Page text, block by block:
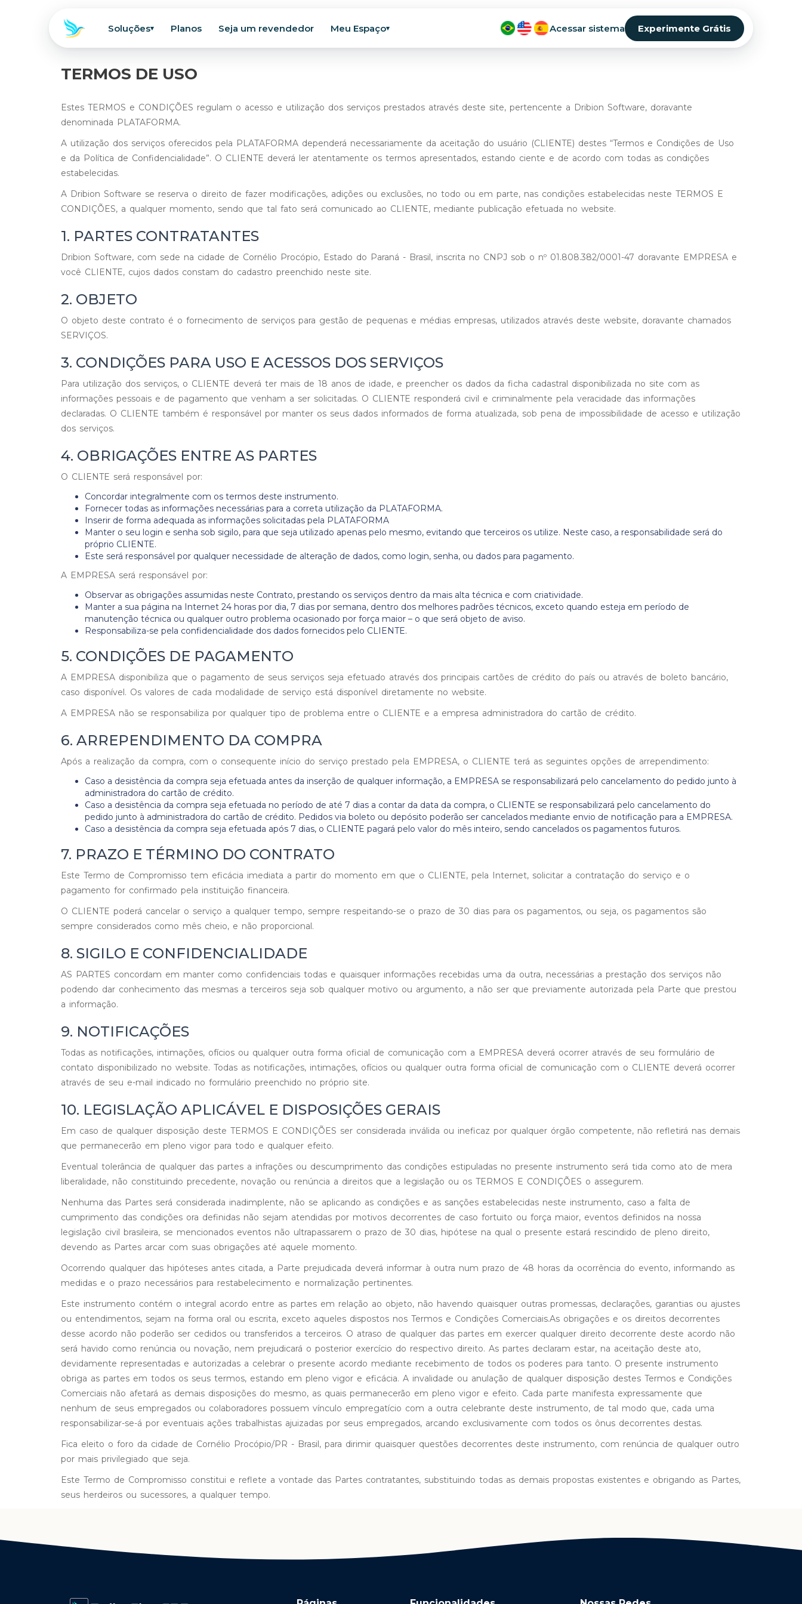
Soluções▾ Planos Seja um revendedor Meu Espaço▾ Acessar sistema Experimente Grátis
TERMOS DE USO
Estes TERMOS e CONDIÇÕES regulam o acesso e utilização dos serviços prestados através deste site, pertencente a Dribion Software, doravante
denominada PLATAFORMA.
A utilização dos serviços oferecidos pela PLATAFORMA dependerá necessariamente da aceitação do usuário (CLIENTE) destes “Termos e Condições de Uso
e da Política de Confidencialidade”. O CLIENTE deverá ler atentamente os termos apresentados, estando ciente e de acordo com todas as condições
estabelecidas.
A Dribion Software se reserva o direito de fazer modificações, adições ou exclusões, no todo ou em parte, nas condições estabelecidas neste TERMOS E
CONDIÇÕES, a qualquer momento, sendo que tal fato será comunicado ao CLIENTE, mediante publicação efetuada no website.
1. PARTES CONTRATANTES
Dribion Software, com sede na cidade de Cornélio Procópio, Estado do Paraná - Brasil, inscrita no CNPJ sob o nº 01.808.382/0001-47 doravante EMPRESA e
você CLIENTE, cujos dados constam do cadastro preenchido neste site.
2. OBJETO
O objeto deste contrato é o fornecimento de serviços para gestão de pequenas e médias empresas, utilizados através deste website, doravante chamados
SERVIÇOS.
3. CONDIÇÕES PARA USO E ACESSOS DOS SERVIÇOS
Para utilização dos serviços, o CLIENTE deverá ter mais de 18 anos de idade, e preencher os dados da ficha cadastral disponibilizada no site com as
informações pessoais e de pagamento que venham a ser solicitadas. O CLIENTE responderá civil e criminalmente pela veracidade das informações
declaradas. O CLIENTE também é responsável por manter os seus dados informados de forma atualizada, sob pena de impossibilidade de acesso e utilização
dos serviços.
4. OBRIGAÇÕES ENTRE AS PARTES
O CLIENTE será responsável por:
Concordar integralmente com os termos deste instrumento.
Fornecer todas as informações necessárias para a correta utilização da PLATAFORMA.
Inserir de forma adequada as informações solicitadas pela PLATAFORMA
Manter o seu login e senha sob sigilo, para que seja utilizado apenas pelo mesmo, evitando que terceiros os utilize. Neste caso, a responsabilidade será do
próprio CLIENTE.
Este será responsável por qualquer necessidade de alteração de dados, como login, senha, ou dados para pagamento.
A EMPRESA será responsável por:
Observar as obrigações assumidas neste Contrato, prestando os serviços dentro da mais alta técnica e com criatividade.
Manter a sua página na Internet 24 horas por dia, 7 dias por semana, dentro dos melhores padrões técnicos, exceto quando esteja em período de
manutenção técnica ou qualquer outro problema ocasionado por força maior – o que será objeto de aviso.
Responsabiliza-se pela confidencialidade dos dados fornecidos pelo CLIENTE.
5. CONDIÇÕES DE PAGAMENTO
A EMPRESA disponibiliza que o pagamento de seus serviços seja efetuado através dos principais cartões de crédito do país ou através de boleto bancário,
caso disponível. Os valores de cada modalidade de serviço está disponível diretamente no website.
A EMPRESA não se responsabiliza por qualquer tipo de problema entre o CLIENTE e a empresa administradora do cartão de crédito.
6. ARREPENDIMENTO DA COMPRA
Após a realização da compra, com o consequente início do serviço prestado pela EMPRESA, o CLIENTE terá as seguintes opções de arrependimento:
Caso a desistência da compra seja efetuada antes da inserção de qualquer informação, a EMPRESA se responsabilizará pelo cancelamento do pedido junto à
administradora do cartão de crédito.
Caso a desistência da compra seja efetuada no período de até 7 dias a contar da data da compra, o CLIENTE se responsabilizará pelo cancelamento do
pedido junto à administradora do cartão de crédito. Pedidos via boleto ou depósito poderão ser cancelados mediante envio de notificação para a EMPRESA.
Caso a desistência da compra seja efetuada após 7 dias, o CLIENTE pagará pelo valor do mês inteiro, sendo cancelados os pagamentos futuros.
7. PRAZO E TÉRMINO DO CONTRATO
Este Termo de Compromisso tem eficácia imediata a partir do momento em que o CLIENTE, pela Internet, solicitar a contratação do serviço e o
pagamento for confirmado pela instituição financeira.
O CLIENTE poderá cancelar o serviço a qualquer tempo, sempre respeitando-se o prazo de 30 dias para os pagamentos, ou seja, os pagamentos são
sempre considerados como mês cheio, e não proporcional.
8. SIGILO E CONFIDENCIALIDADE
AS PARTES concordam em manter como confidenciais todas e quaisquer informações recebidas uma da outra, necessárias a prestação dos serviços não
podendo dar conhecimento das mesmas a terceiros seja sob qualquer motivo ou argumento, a não ser que previamente autorizada pela Parte que prestou
a informação.
9. NOTIFICAÇÕES
Todas as notificações, intimações, ofícios ou qualquer outra forma oficial de comunicação com a EMPRESA deverá ocorrer através de seu formulário de
contato disponibilizado no website. Todas as notificações, intimações, ofícios ou qualquer outra forma oficial de comunicação com o CLIENTE deverá ocorrer
através de seu e-mail indicado no formulário preenchido no próprio site.
10. LEGISLAÇÃO APLICÁVEL E DISPOSIÇÕES GERAIS
Em caso de qualquer disposição deste TERMOS E CONDIÇÕES ser considerada inválida ou ineficaz por qualquer órgão competente, não refletirá nas demais
que permanecerão em pleno vigor para todo e qualquer efeito.
Eventual tolerância de qualquer das partes a infrações ou descumprimento das condições estipuladas no presente instrumento será tida como ato de mera
liberalidade, não constituindo precedente, novação ou renúncia a direitos que a legislação ou os TERMOS E CONDIÇÕES o assegurem.
Nenhuma das Partes será considerada inadimplente, não se aplicando as condições e as sanções estabelecidas neste instrumento, caso a falta de
cumprimento das condições ora definidas não sejam atendidas por motivos decorrentes de caso fortuito ou força maior, eventos definidos na nossa
legislação civil brasileira, se mencionados eventos não ultrapassarem o prazo de 30 dias, hipótese na qual o presente estará rescindido de pleno direito,
devendo as Partes arcar com suas obrigações até aquele momento.
Ocorrendo qualquer das hipóteses antes citada, a Parte prejudicada deverá informar à outra num prazo de 48 horas da ocorrência do evento, informando as
medidas e o prazo necessários para restabelecimento e normalização pertinentes.
Este instrumento contém o integral acordo entre as partes em relação ao objeto, não havendo quaisquer outras promessas, declarações, garantias ou ajustes
ou entendimentos, sejam na forma oral ou escrita, exceto aqueles dispostos nos Termos e Condições Comerciais.As obrigações e os direitos decorrentes
desse acordo não poderão ser cedidos ou transferidos a terceiros. O atraso de qualquer das partes em exercer qualquer direito decorrente deste acordo não
será havido como renúncia ou novação, nem prejudicará o posterior exercício do respectivo direito. As partes declaram estar, na aceitação deste ato,
devidamente representadas e autorizadas a celebrar o presente acordo mediante recebimento de todos os poderes para tanto. O presente instrumento
obriga as partes em todos os seus termos, estando em pleno vigor e eficácia. A invalidade ou anulação de qualquer disposição destes Termos e Condições
Comerciais não afetará as demais disposições do mesmo, as quais permanecerão em pleno vigor e efeito. Cada parte manifesta expressamente que
nenhum de seus empregados ou colaboradores possuem vínculo empregatício com a outra celebrante deste instrumento, de tal modo que, cada uma
responsabilizar-se-á por eventuais ações trabalhistas ajuizadas por seus empregados, arcando exclusivamente com todos os ônus decorrentes destas.
Fica eleito o foro da cidade de Cornélio Procópio/PR - Brasil, para dirimir quaisquer questões decorrentes deste instrumento, com renúncia de qualquer outro
por mais privilegiado que seja.
Este Termo de Compromisso constitui e reflete a vontade das Partes contratantes, substituindo todas as demais propostas existentes e obrigando as Partes,
seus herdeiros ou sucessores, a qualquer tempo.